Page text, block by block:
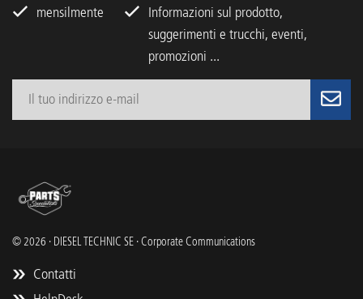
mensilmente
Informazioni sul prodotto,
suggerimenti e trucchi, eventi,
promozioni ...
© 2026 · DIESEL TECHNIC SE · Corporate Communications
Contatti